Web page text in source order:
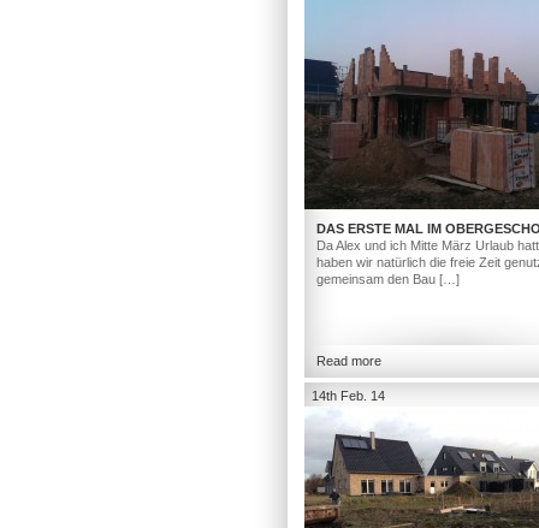
DAS ERSTE MAL IM
Da Alex und ich Mitte März Urlaub
haben wir natürlich die freie Zeit
gemeinsam den Bau […]
Read more
14th Feb. 14